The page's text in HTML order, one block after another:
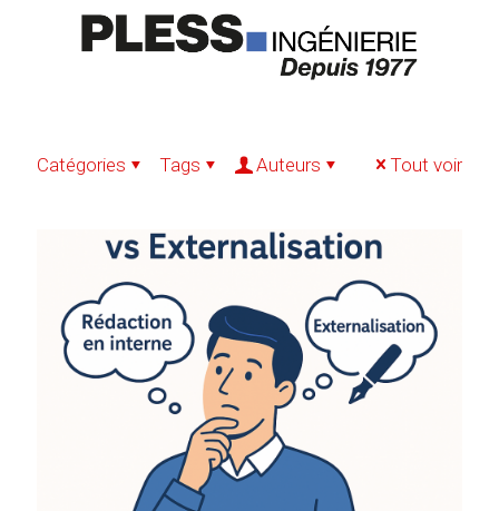
Catégories Tags Auteurs Tout voir